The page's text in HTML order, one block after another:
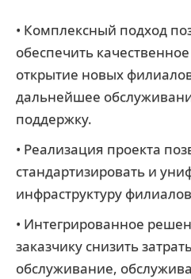
• Комплексный подход
обеспечить
открытие новых
дальнейшее
поддержку.
• Реализация проекта
стандартизировать и
инфраструктуру
• Интегрированное
заказчику снизить
обслуживание,